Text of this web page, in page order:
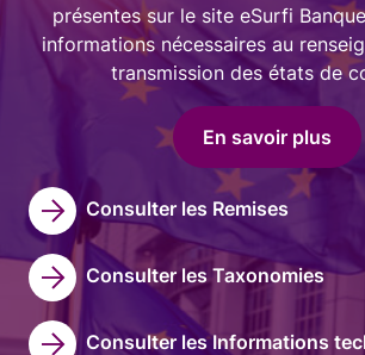
présentes sur le site eSurfi
informations nécessaires au
transmission des états de
En savoir plus
Consulter les Remises
Consulter les Taxonomies
Consulter les Informations